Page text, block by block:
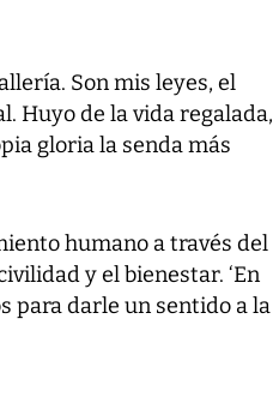
Son mis leyes, el
Huyo de la vida regalada,
gloria la senda más
humano a través del
y el bienestar. ‘En
para darle un sentido a la